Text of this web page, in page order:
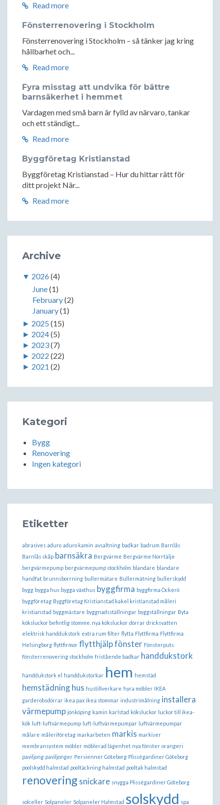
Read more
Fönsterrenovering i Stockholm
Fönsterrenovering i Stockholm – så tänker jag kring
hållbarhet och...
Read more
Fyra misstag att undvika för bättre
barnsäkerhet i hemmet
Vardagen med små barn är fylld av närvaro, tankar
och ett ständigt...
Read more
Byggföretag Kristianstad
Byggföretag Kristianstad – Hur du hittar rätt för
ditt projekt När...
Read more
Archive
▼ 2026(4)
June(1)
February(2)
January(1)
► 2025 (15)
► 2024(5)
► 2023(7)
► 2022 (22)
► 2021 (2)
Kategori
Bygg
Renovering
Ingen kategori
Etiketter
abrasives aduro aduro kamin avsaltning badkar badrum Barnlås
Barnlås skåp barnsäkra Bergvärme Bergvärme Norrtälje
bergvärmepump bergvärmepump stockholm blandare blandare
handfat brunnsborrning bullermätare Bullermätning bullerskydd
bygg bygga hus bygga växthus byggfirma byggfirma Öckerö
byggföretag Byggföretag Kristianstad kakel kristianstad måleri
kristianstad byggmästare byggnadsställningar byggställningar Byta
köksluckor befintlig stomme. nya köksluckor dörrar dricksvatten
elektrisk handdukstork extra rum filter flytta Flyttfirma Flyttfirma
Helsingborg flyttfirmor flytthjälpfönster Fönsterputs
fönsterrenovering stockholm fristående badkar handdukstork
handdukstork el handdukstorkar hem hemstäd
hemstädninghus hustillverkare hyra möbler IKEA
garderobsdörrar ikea pax ikea stommar industrimålning installera
värmepump jönköping kamin karlstad köksluckor luckor till ikea-
kök luft-luftvärmepump luft-luftvärmepumpar luftvärmepumpar
målare måleriföretag markarbeten markis markiser
membransystem möbler möblerad lägenhet nya fönster orangeri
paviljong paviljonger Persienner Göteborg Plisségardiner Göteborg
poolskydd halmstad pooltäckning halmstad pooltak halmstad
renovering snickare snygga Plisségardiner Göteborg
solceller Solpaneler Solpaneler Halmstad solskydd spa